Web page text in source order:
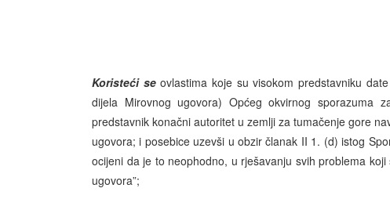
Koristeći seovlastima koje su visokom predstavniku
dijela Mirovnog ugovora) Općeg okvirnog
predstavnik konačni autoritet u zemlji za tumačenje gore
ugovora; i posebice uzevši u obzir članak II 1. (d) istog
ocijeni da je to neophodno, u rješavanju svih problema
ugovora”;